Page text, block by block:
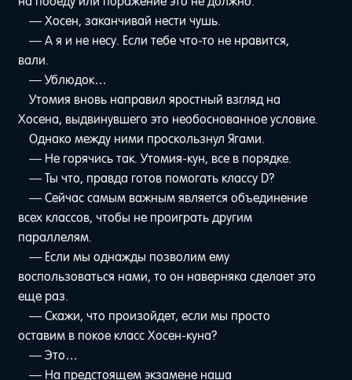
— Хосен, заканчивай нести чушь.
— А я и не несу. Если тебе что-то не нравится,
вали.
— Ублюдок…
Утомия вновь направил яростный взгляд на
Хосена, выдвинувшего это необоснованное условие.
Однако между ними проскользнул Ягами.
— Не горячись так. Утомия-кун, все в порядке.
— Ты что, правда готов помогать классу D?
— Сейчас самым важным является объединение
всех классов, чтобы не проиграть другим
параллелям.
— Если мы однажды позволим ему
воспользоваться нами, то он наверняка сделает это
еще раз.
— Скажи, что произойдет, если мы просто
оставим в покое класс Хосен-куна?
— Это…
— На предстоящем экзамене наша